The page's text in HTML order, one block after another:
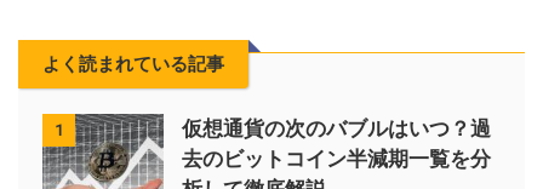
よく読まれている記事
1
仮想通貨の次のバブルはいつ？過
去のビットコイン半減期一覧を分